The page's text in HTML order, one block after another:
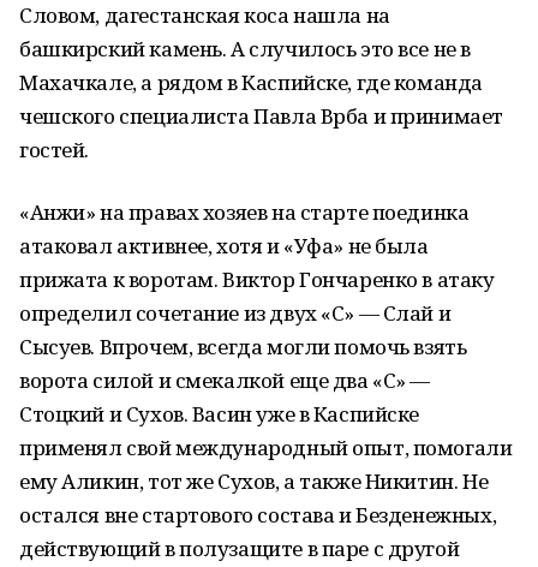
Словом, дагестанская коса нашла на
башкирский камень. А случилось это все не в
Махачкале, а рядом в Каспийске, где команда
чешского специалиста Павла Врба и принимает
гостей.
«Анжи» на правах хозяев на старте поединка
атаковал активнее, хотя и «Уфа» не была
прижата к воротам. Виктор Гончаренко в атаку
определил сочетание из двух «С» — Слай и
Сысуев. Впрочем, всегда могли помочь взять
ворота силой и смекалкой еще два «С» —
Стоцкий и Сухов. Васин уже в Каспийске
применял свой международный опыт, помогали
ему Аликин, тот же Сухов, а также Никитин. Не
остался вне стартового состава и Безденежных,
действующий в полузащите в паре с другой